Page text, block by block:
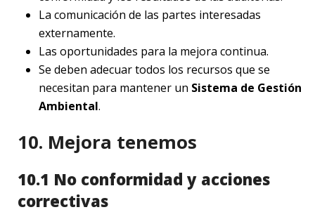
La comunicación de las partes interesadas
externamente.
Las oportunidades para la mejora continua.
Se deben adecuar todos los recursos que se
necesitan para mantener un Sistema de Gestión
Ambiental.
10. Mejora tenemos
10.1 No conformidad y acciones
correctivas